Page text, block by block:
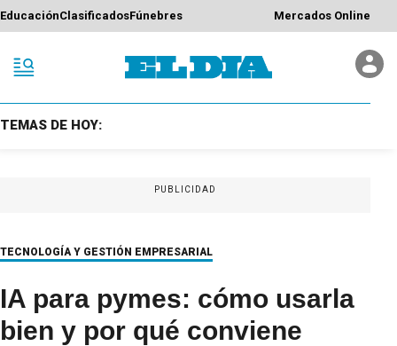
EducaciónClasificadosFúnebres Mercados Online
TEMAS DE HOY:
PUBLICIDAD
TECNOLOGÍA Y GESTIÓN EMPRESARIAL
IA para pymes: cómo usarla
bien y por qué conviene